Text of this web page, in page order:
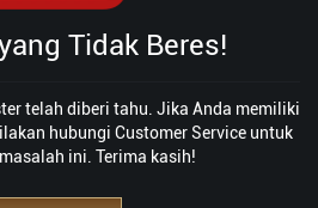
Tidak Beres!
telah diberi tahu. Jika Anda memiliki
hubungi Customer Service untuk
ini. Terima kasih!